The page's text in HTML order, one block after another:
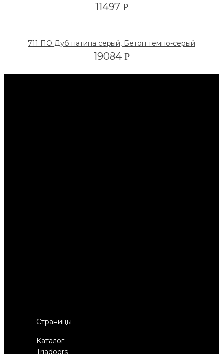
11497 Р
711 ПО Дуб патина серый, Бетон темно-серый
19084 Р
Страницы
Каталог
Triadoors